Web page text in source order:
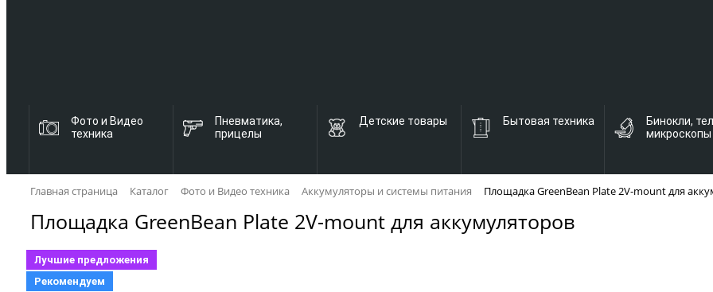
Фото и Видео
техника
Пневматика,
прицелы
Детские товары Бытовая техника
Бинокли,
микроскопы
Главная страница Каталог Фото и Видео техника Аккумуляторы и системы питания Площадка GreenBean Plate 2V-mount для
Площадка GreenBean Plate 2V-mount для аккумуляторов
Лучшие предложения
Рекомендуем